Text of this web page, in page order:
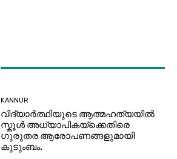
KANNUR
വിദ്യാർത്ഥിയുടെ ആത്മഹത്യയിൽ
സ്കൂൾ അധ്യാപികയ്ക്കെതിരെ
ഗുരുതര ആരോപണങ്ങളുമായി
കുടുംബം.